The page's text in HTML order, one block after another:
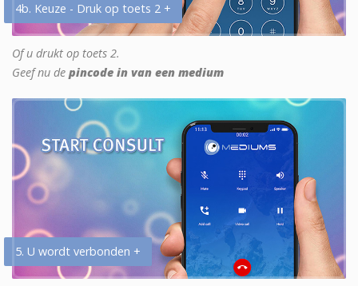
4b. Keuze - Druk op toets 2 +
Of u drukt op toets 2.
Geef nu de pincode in van een medium
5. U wordt verbonden +